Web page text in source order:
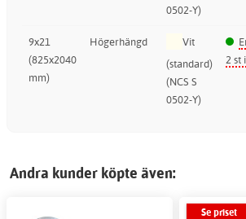
0502-Y)
9x21
(825x2040
mm)
Högerhängd
Vit
(standard)
(NCS S
0502-Y)
2 st
Andra kunder köpte även:
Se priset